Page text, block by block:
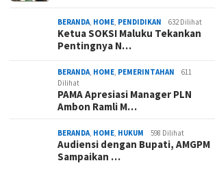
BERANDA HOME PENDIDIKAN 632 Dilihat
Ketua SOKSI Maluku Tekankan
Pentingnya N…
BERANDA HOME PEMERINTAHAN
611
Dilihat
PAMA Apresiasi Manager PLN
Ambon Ramli M…
BERANDA HOME HUKUM 598 Dilihat
Audiensi dengan Bupati, AMGPM
Sampaikan …